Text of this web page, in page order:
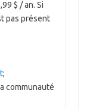
$ / an. Si
pas présent
;
communauté